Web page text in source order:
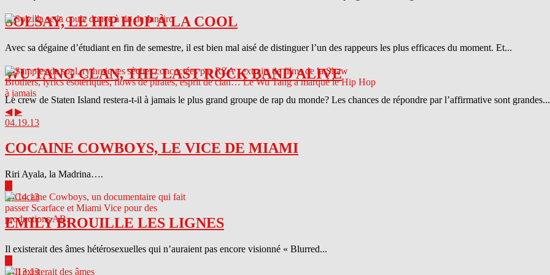
SOLSAY, LE HIP HOP À LA COOL
Avec sa dégaine d’étudiant en fin de semestre, il est bien mal aisé de distinguer l’un des rappeurs les plus efficaces du moment. Et...
WU TANG CLAN, THE LAST ROCK BAND ALIVE
Le crew de Staten Island restera-t-il à jamais le plus grand groupe de rap du monde? Les chances de répondre par l’affirmative sont
◀ ▶
04.19.13
COCAINE COWBOYS, LE VICE DE MIAMI
Riri Ayala, la Madrina….
04.14.13
EMILY BROUILLE LES LIGNES
Il existerait des âmes hétérosexuelles qui n’auraient pas encore visionné « Blurred...
04.13.13